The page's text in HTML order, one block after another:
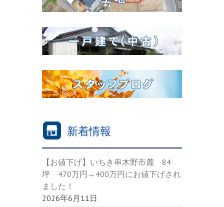
新着情報
【お値下げ】いちき串木野市麓 84
坪 470万円→400万円にお値下げされ
ました！
2026年6月11日